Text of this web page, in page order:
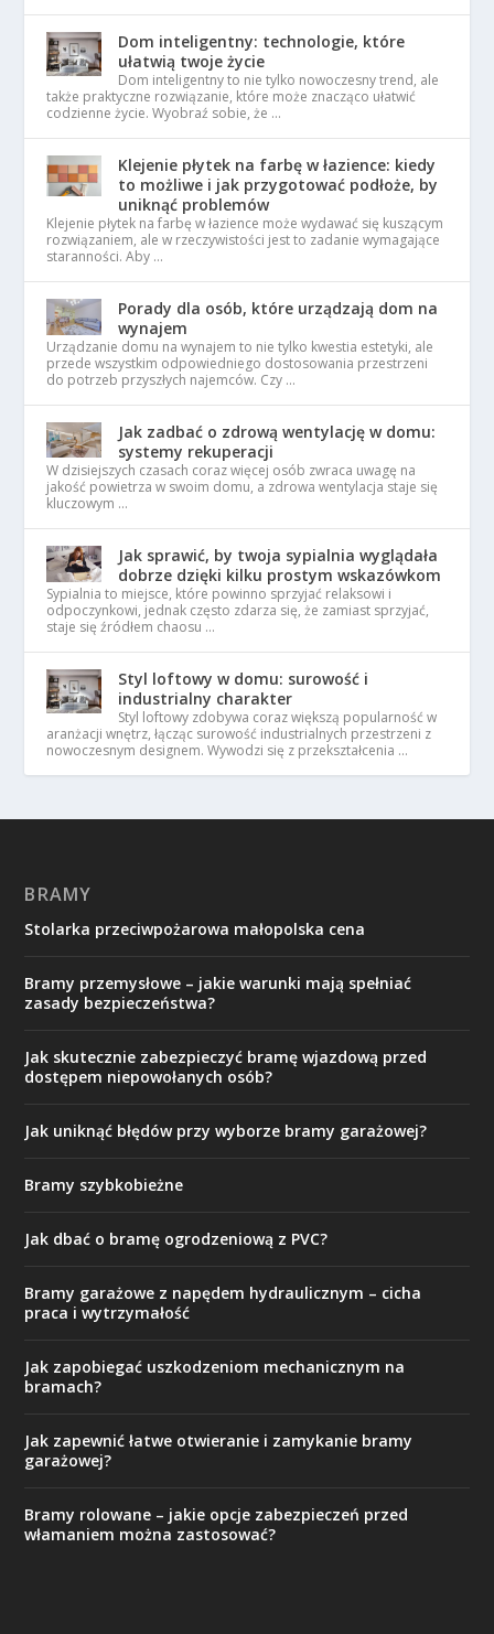
Dom inteligentny: technologie, które
ułatwią twoje życie
Dom inteligentny to nie tylko nowoczesny trend, ale
także praktyczne rozwiązanie, które może znacząco ułatwić
codzienne życie. Wyobraź sobie, że …
Klejenie płytek na farbę w łazience: kiedy
to możliwe i jak przygotować podłoże, by
uniknąć problemów
Klejenie płytek na farbę w łazience może wydawać się kuszącym
rozwiązaniem, ale w rzeczywistości jest to zadanie wymagające
staranności. Aby …
Porady dla osób, które urządzają dom na
wynajem
Urządzanie domu na wynajem to nie tylko kwestia estetyki, ale
przede wszystkim odpowiedniego dostosowania przestrzeni
do potrzeb przyszłych najemców. Czy …
Jak zadbać o zdrową wentylację w domu:
systemy rekuperacji
W dzisiejszych czasach coraz więcej osób zwraca uwagę na
jakość powietrza w swoim domu, a zdrowa wentylacja staje się
kluczowym …
Jak sprawić, by twoja sypialnia wyglądała
dobrze dzięki kilku prostym wskazówkom
Sypialnia to miejsce, które powinno sprzyjać relaksowi i
odpoczynkowi, jednak często zdarza się, że zamiast sprzyjać,
staje się źródłem chaosu …
Styl loftowy w domu: surowość i
industrialny charakter
Styl loftowy zdobywa coraz większą popularność w
aranżacji wnętrz, łącząc surowość industrialnych przestrzeni z
nowoczesnym designem. Wywodzi się z przekształcenia …
BRAMY
Stolarka przeciwpożarowa małopolska cena
Bramy przemysłowe – jakie warunki mają spełniać
zasady bezpieczeństwa?
Jak skutecznie zabezpieczyć bramę wjazdową przed
dostępem niepowołanych osób?
Jak uniknąć błędów przy wyborze bramy garażowej?
Bramy szybkobieżne
Jak dbać o bramę ogrodzeniową z PVC?
Bramy garażowe z napędem hydraulicznym – cicha
praca i wytrzymałość
Jak zapobiegać uszkodzeniom mechanicznym na
bramach?
Jak zapewnić łatwe otwieranie i zamykanie bramy
garażowej?
Bramy rolowane – jakie opcje zabezpieczeń przed
włamaniem można zastosować?